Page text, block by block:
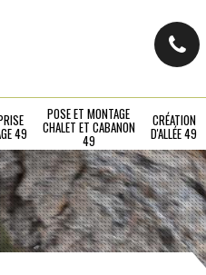
49
POSE ET MONTAGE
CHALET ET CABANON
49
CRÉATION
D'ALLÉE 49